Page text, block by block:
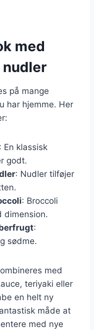
med
på mange
har hjemme. Her
: En klassisk
godt.
: Nudler tilføjer
: Broccoli
dimension.
:
sødme.
med
teriyaki eller
en helt ny
måde at
med nye